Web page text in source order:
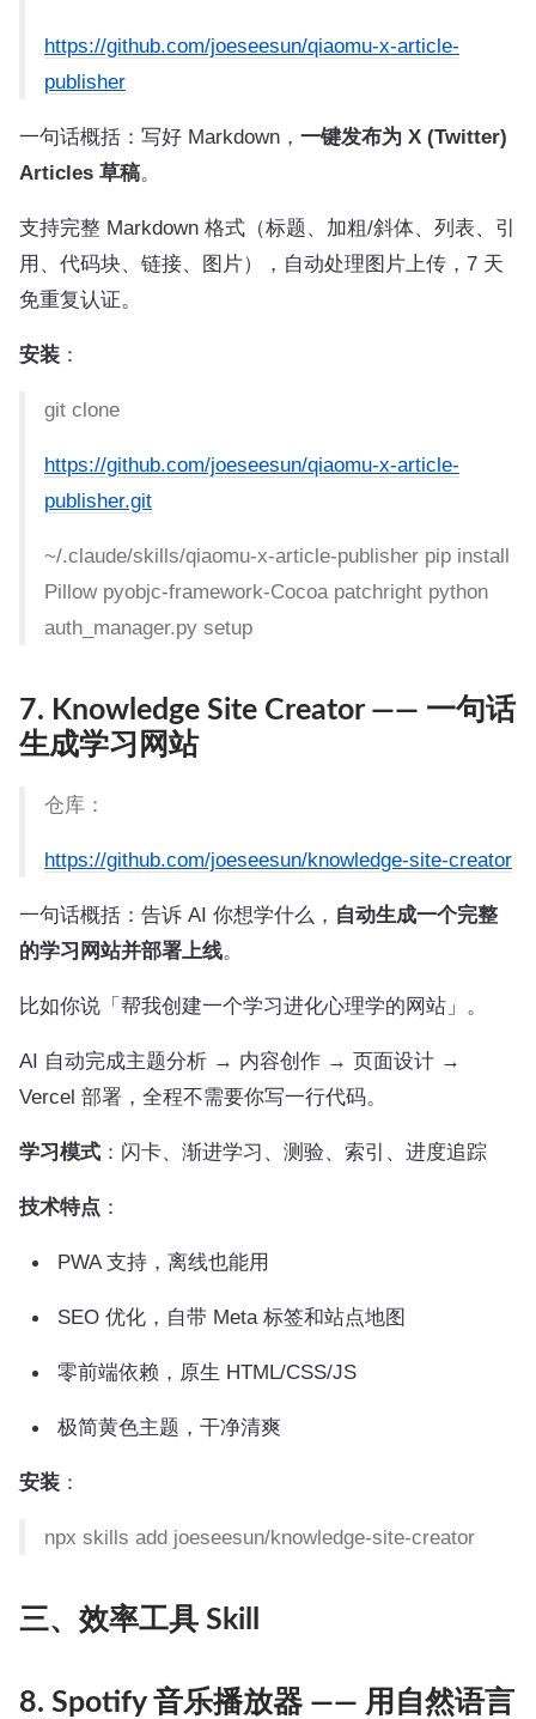
https://github.com/joeseesun/qiaomu-x-article-
publisher
一句话概括：写好 Markdown， 一键发布为 X (Twitter)
Articles 草稿。
支持完整 Markdown 格式（标题、加粗/斜体、列表、引
用、代码块、链接、图片），自动处理图片上传，7 天
免重复认证。
安装 ：
git clone
https://github.com/joeseesun/qiaomu-x-article-
publisher.git
~/.claude/skills/qiaomu-x-article-publisher pip install
Pillow pyobjc-framework-Cocoa patchright python
auth_manager.py setup
7. Knowledge Site Creator —— 一句话
生成学习网站
仓库：
https://github.com/joeseesun/knowledge-site-creator
一句话概括：告诉 AI 你想学什么， 自动生成一个完整
的学习网站并部署上线。
比如你说「帮我创建一个学习进化心理学的网站」。
AI 自动完成主题分析 → 内容创作 → 页面设计 →
Vercel 部署，全程不需要你写一行代码。
学习模式 ：闪卡、渐进学习、测验、索引、进度追踪
技术特点 ：
PWA 支持，离线也能用
SEO 优化，自带 Meta 标签和站点地图
零前端依赖，原生 HTML/CSS/JS
极简黄色主题，干净清爽
安装 ：
npx skills add joeseesun/knowledge-site-creator
三、效率工具 Skill
8. Spotify 音乐播放器 —— 用自然语言